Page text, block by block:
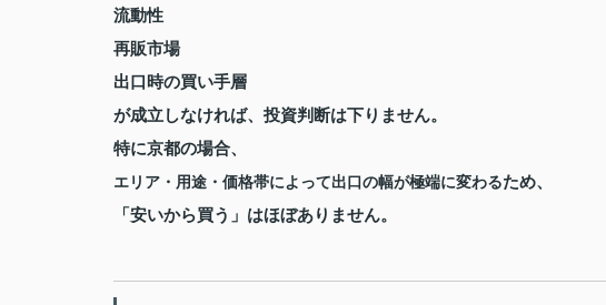
流動性
再販市場
出口時の買い手層
が成立しなければ、投資判断は下りません。
特に京都の場合、
エリア・用途・価格帯によって出口の幅が極端に変わるため、
「安いから買う」はほぼありません。